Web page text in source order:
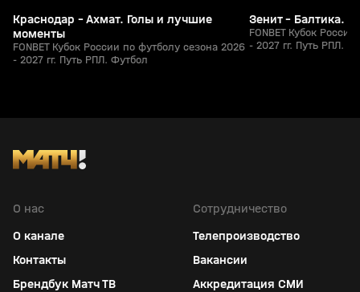
Краснодар - Ахмат. Голы и лучшие
моменты
FONBET Кубок России по футболу сезона 2026
- 2027 гг. Путь РПЛ. Футбол
Зенит - Балтика.
FONBET Кубок
- 2027 гг. Путь РПЛ.
О нас
О канале
Контакты
Брендбук Матч ТВ
Сотрудничество
Телепроизводство
Вакансии
Аккредитация СМИ